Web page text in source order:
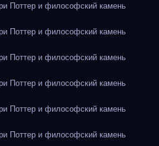
Поттер и философский камень
Поттер и философский камень
Поттер и философский камень
Поттер и философский камень
Поттер и философский камень
Поттер и философский камень